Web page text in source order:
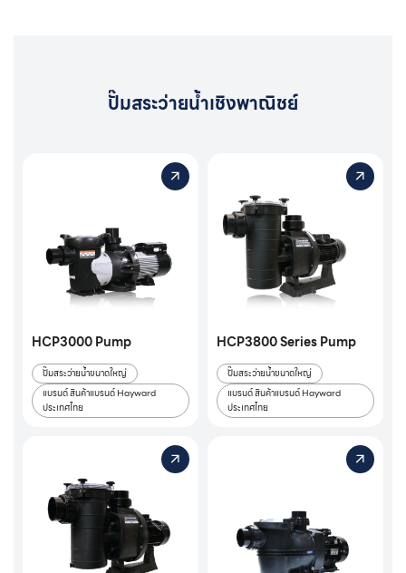
ปั๊มสระว่ายน้ำเชิงพาณิชย์
HCP3000 Pump
ปั๊มสระว่ายน้ำขนาดใหญ่
แบรนด์ สินค้าแบรนด์ Hayward
ประเทศไทย
HCP3800 Series Pump
ปั๊มสระว่ายน้ำขนาดใหญ่
แบรนด์ สินค้าแบรนด์ Hayward
ประเทศไทย